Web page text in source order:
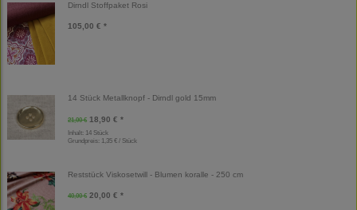
Dirndl Stoffpaket Rosi
105,00 € *
14 Stück Metallknopf - Dirndl gold 15mm
21,00 € 18,90 € *
Inhalt: 14 Stück
Grundpreis: 1,35 € / Stück
Reststück Viskosetwill - Blumen koralle - 250 cm
40,00 € 20,00 € *